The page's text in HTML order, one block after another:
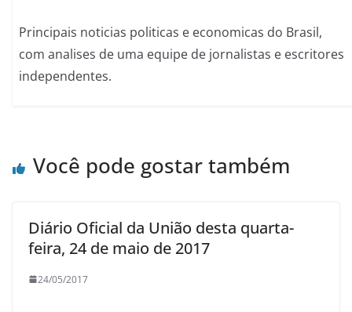
Principais noticias politicas e economicas do Brasil,
com analises de uma equipe de jornalistas e escritores
independentes.
Você pode gostar também
Diário Oficial da União desta quarta-
feira, 24 de maio de 2017
24/05/2017